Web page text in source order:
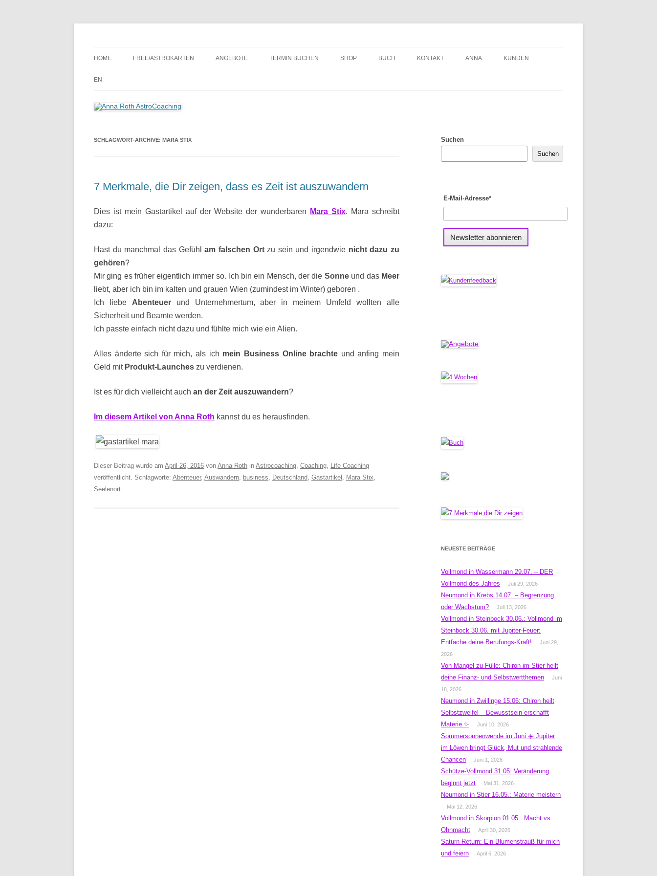
Inhalt
HOME FREE/ASTROKARTEN ANGEBOTE TERMIN BUCHEN SHOP BUCH KONTAKT ANNA KUNDEN
EN
SCHLAGWORT-ARCHIVE: MARA STIX
7 Merkmale, die Dir zeigen, dass es Zeit ist auszuwandern
Dies ist mein Gastartikel auf der Website der wunderbaren Mara Stix. Mara schreibt
dazu:
Hast du manchmal das Gefühlam falschen Ortzu sein und irgendwie nicht dazu zu
gehören?
Mir ging es früher eigentlich immer so. Ich bin ein Mensch, der die Sonneund das Meer
liebt, aber ich bin im kalten und grauen Wien (zumindest im Winter) geboren .
Ich liebe Abenteuerund Unternehmertum, aber in meinem Umfeld wollten alle
Sicherheit und Beamte werden.
Ich passte einfach nicht dazu und fühlte mich wie ein Alien.
Alles änderte sich für mich, als ich mein Business Online brachte und anfing mein
Geld mit Produkt-Launches zu verdienen.
Ist es für dich vielleicht auch an der Zeit auszuwandern?
Im diesem Artikel von Anna Roth kannst du es herausfinden.
Dieser Beitrag wurde am April 26, 2016 von Anna Roth in Astrocoaching, Coaching, Life Coaching
veröffentlicht. Schlagworte: Abenteuer, Auswandern, business, Deutschland, Gastartikel , Mara Stix,
Seelenort.
Suchen
Suchen
E-Mail-Adresse*
NEUESTE BEITRÄGE
Vollmond in Wassermann 29.07. – DER
Vollmond des Jahres
Juli 29, 2026
Neumond in Krebs 14.07. – Begrenzung
oder Wachstum?
Juli 13, 2026
Vollmond in Steinbock 30.06.: Vollmond im
Steinbock 30.06. mit Jupiter-Feuer:
Entfache deine Berufungs-Kraft!
Juni 29,
2026
Von Mangel zu Fülle: Chiron im Stier heilt
deine Finanz- und Selbstwertthemen
Juni
18, 2026
Neumond in Zwillinge 15.06: Chiron heilt
Selbstzweifel – Bewusstsein erschafft
Materie ✨
Juni 10, 2026
Sommersonnenwende im Juni ☀️ Jupiter
im Löwen bringt Glück, Mut und strahlende
Chancen
Juni 1, 2026
Schütze-Vollmond 31.05: Veränderung
beginnt jetzt
Mai 31, 2026
Neumond in Stier 16.05.: Materie meistern
Mai 12, 2026
Vollmond in Skorpion 01.05.: Macht vs.
Ohnmacht
April 30, 2026
Saturn-Return: Ein Blumenstrauß für mich
und feiern
April 6, 2026